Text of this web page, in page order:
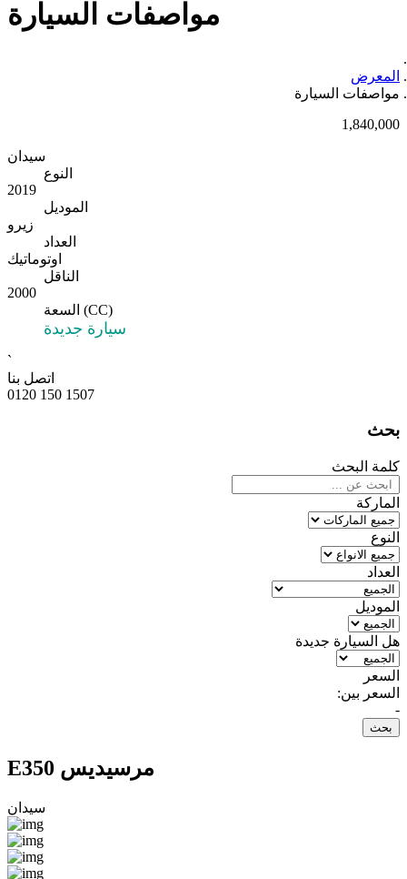
مواصفات السيارة
المعرض
مواصفات السيارة
1,840,000
سيدان
النوع
2019
الموديل
زيرو
العداد
اوتوماتيك
الناقل
2000
السعة (CC)
سيارة جديدة
`
اتصل بنا
0120 150 1507
بحث
كلمة البحث
الماركة
النوع
العداد
الموديل
هل السيارة جديدة
السعر
السعر بين:
-
بحث
E350 مرسيديس
سيدان